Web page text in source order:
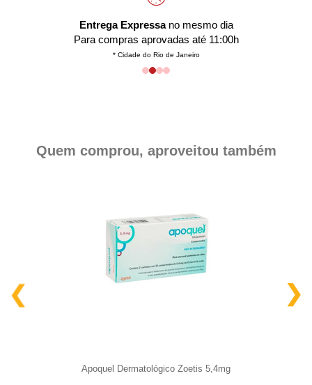
Entrega Expressano mesmo dia
Para compras aprovadas até 11:00h
* Cidade do Rio de Janeiro
Quem comprou, aproveitou também
Apoquel Dermatológico Zoetis 5,4mg